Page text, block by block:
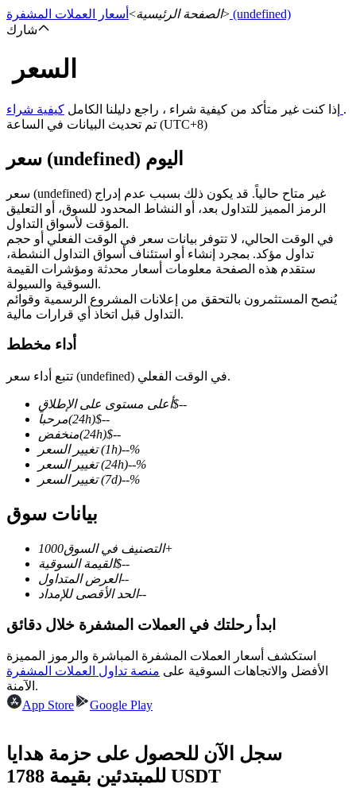
العقود الآجلة
العقود الآجلة USDT
العقود الآجلة باستخدام USDT كضمان
العقود الآجلة لـ COIN-M
العقود الآجلة للعملات المشفرة
TradFi
مشتقات الأسهم والعملات الأجنبية والمعادن الثمينة والسلع
العقود الآجلة USDC
العقود الآجلة باستخدام USDC كضمان
الصفحة الرئيسية> أسعار العملات المشفرة > (undefined)
شارك
السعر
إذا كنت غير متأكد من كيفية شراء ، راجع دليلنا الكامل .
تم تحديث البيانات في الساعة (UTC+8)
سعر (undefined) اليوم
سعر (undefined) غير متاح حالياً. قد يكون ذلك بسبب عدم إدراج
الرمز المميز للتداول بعد، أو النشاط المحدود للسوق، أو التعليق
المؤقت لأسواق التداول.
في الوقت الحالي، لا تتوفر بيانات سعر في الوقت الفعلي أو حجم
تداول مؤكد. بمجرد إنشاء أو استئناف أسواق التداول النشطة،
ستقدم هذه الصفحة معلومات أسعار محدثة ومؤشرات القيمة
السوقية والسيولة.
يُنصح المستثمرون بالتحقق من إعلانات المشروع الرسمية وقوائم
التداول قبل اتخاذ أي قرارات مالية.
أداء مخطط
تتبع أداء سعر (undefined) في الوقت الفعلي.
أعلى مستوى على الإطلاق$--
مرحباً
(24h)$--
منخفض
(24h)$--
تغيير السعر
(1h)--%
تغيير السعر
(24h)--%
تغيير السعر
(7d)--%
بيانات سوق
التصنيف في السوق1000+
القيمة السوقية$--
العرض المتداول--
الحد الأقصى للإمداد--
ابدأ رحلتك في العملات المشفرة خلال دقائق
استكشف أسعار العملات المشفرة المباشرة والرموز المميزة
الأفضل والاتجاهات السوقية على منصة تداول العملات المشفرة
الآمنة.
App Store
Google Play
سجل الآن للحصول على حزمة هدايا
للمبتدئين بقيمة 1788 USDT